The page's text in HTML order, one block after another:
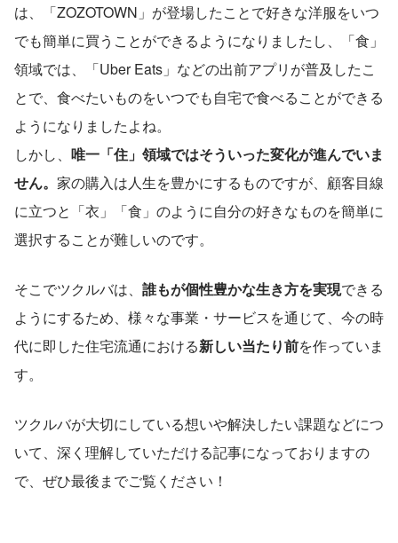
は、「ZOZOTOWN」が登場したことで好きな洋服をいつ
でも簡単に買うことができるようになりましたし、「食」
領域では、「Uber Eats」などの出前アプリが普及したこ
とで、食べたいものをいつでも自宅で食べることができる
ようになりましたよね。
しかし、 唯一「住」領域ではそういった変化が進んでいま
せん。 家の購入は人生を豊かにするものですが、顧客目線
に立つと「衣」「食」のように自分の好きなものを簡単に
選択することが難しいのです。
そこでツクルバは、 誰もが個性豊かな生き方を実現できる
ようにするため、様々な事業・サービスを通じて、今の時
代に即した住宅流通における新しい当たり前を作っていま
す。
ツクルバが大切にしている想いや解決したい課題などにつ
いて、深く理解していただける記事になっておりますの
で、ぜひ最後までご覧ください！